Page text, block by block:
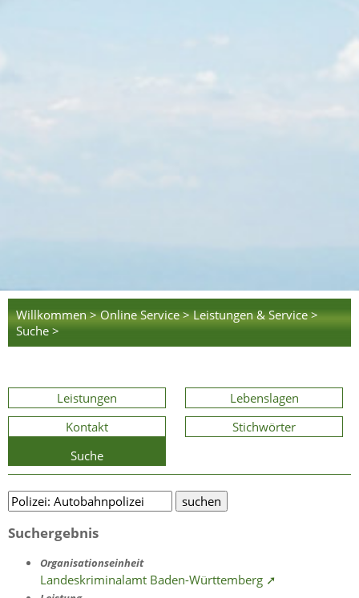
Willkommen > Online Service > Leistungen & Service >
Suche >
Leistungen
Lebenslagen
Kontakt
Stichwörter
Suche
Suchergebnis
Organisationseinheit
Landeskriminalamt Baden-Württemberg ➚